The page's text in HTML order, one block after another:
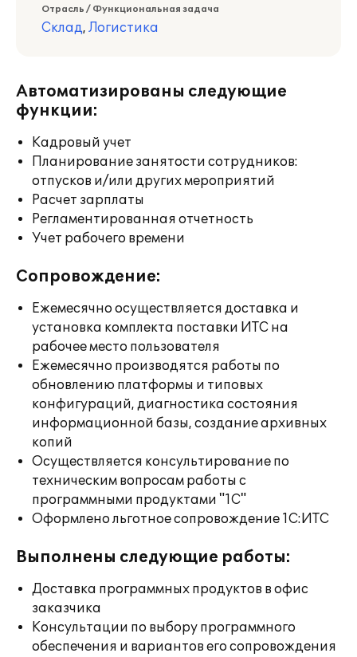
Отрасль / Функциональная задача
Склад, Логистика
Автоматизированы следующие
функции:
Кадровый учет
Планирование занятости сотрудников:
отпусков и/или других мероприятий
Расчет зарплаты
Регламентированная отчетность
Учет рабочего времени
Сопровождение:
Ежемесячно осуществляется доставка и
установка комплекта поставки ИТС на
рабочее место пользователя
Ежемесячно производятся работы по
обновлению платформы и типовых
конфигураций, диагностика состояния
информационной базы, создание архивных
копий
Осуществляется консультирование по
техническим вопросам работы с
программными продуктами "1С"
Оформлено льготное сопровождение 1С:ИТС
Выполнены следующие работы:
Доставка программных продуктов в офис
заказчика
Консультации по выбору программного
обеспечения и вариантов его сопровождения